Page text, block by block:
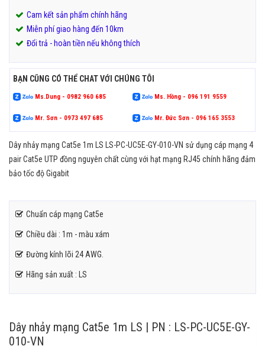
Cam kết sản phẩm chính hãng
Miễn phí giao hàng đến 10km
Đổi trả - hoàn tiền nếu không thích
BẠN CŨNG CÓ THỂ CHAT VỚI CHÚNG TÔI
Ms.Dung - 0982 960 685 Ms. Hồng - 096 191 9559
Mr. Sơn - 0973 497 685 Mr. Đức Sơn - 096 165 3553
Dây nhảy mạng Cat5e 1m LS LS-PC-UC5E-GY-010-VN sử dụng cáp mạng 4
pair Cat5e UTP đồng nguyên chất cùng với hạt mạng RJ45 chính hãng đảm
bảo tốc độ Gigabit
Chuẩn cáp mạng Cat5e
Chiều dài : 1m - màu xám
Đường kính lõi 24 AWG.
Hãng sản xuất : LS
Dây nhảy mạng Cat5e 1m LS | PN : LS-PC-UC5E-GY-
010-VN